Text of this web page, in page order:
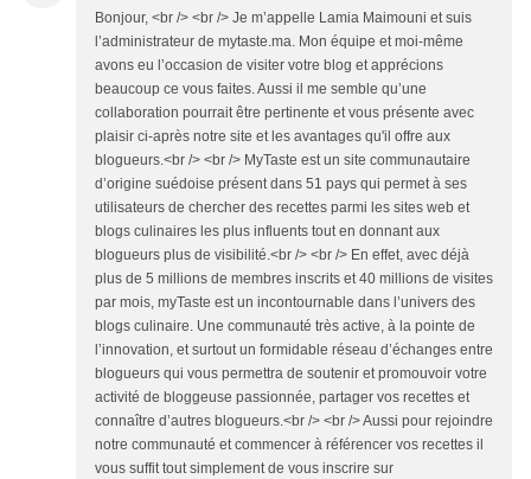
Bonjour, <br /> <br /> Je m’appelle Lamia Maimouni et suis
l’administrateur de mytaste.ma. Mon équipe et moi-même
avons eu l’occasion de visiter votre blog et apprécions
beaucoup ce vous faites. Aussi il me semble qu’une
collaboration pourrait être pertinente et vous présente avec
plaisir ci-après notre site et les avantages qu'il offre aux
blogueurs.<br /> <br /> MyTaste est un site communautaire
d’origine suédoise présent dans 51 pays qui permet à ses
utilisateurs de chercher des recettes parmi les sites web et
blogs culinaires les plus influents tout en donnant aux
blogueurs plus de visibilité.<br /> <br /> En effet, avec déjà
plus de 5 millions de membres inscrits et 40 millions de visites
par mois, myTaste est un incontournable dans l’univers des
blogs culinaire. Une communauté très active, à la pointe de
l’innovation, et surtout un formidable réseau d’échanges entre
blogueurs qui vous permettra de soutenir et promouvoir votre
activité de bloggeuse passionnée, partager vos recettes et
connaître d’autres blogueurs.<br /> <br /> Aussi pour rejoindre
notre communauté et commencer à référencer vos recettes il
vous suffit tout simplement de vous inscrire sur